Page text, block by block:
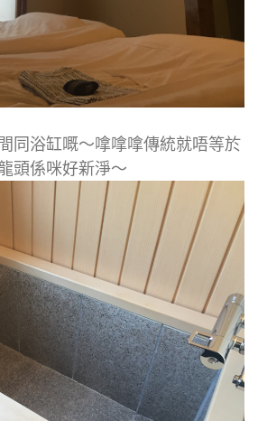
同浴缸嘅～嗱嗱嗱傳統就唔等於
頭係咪好新淨～